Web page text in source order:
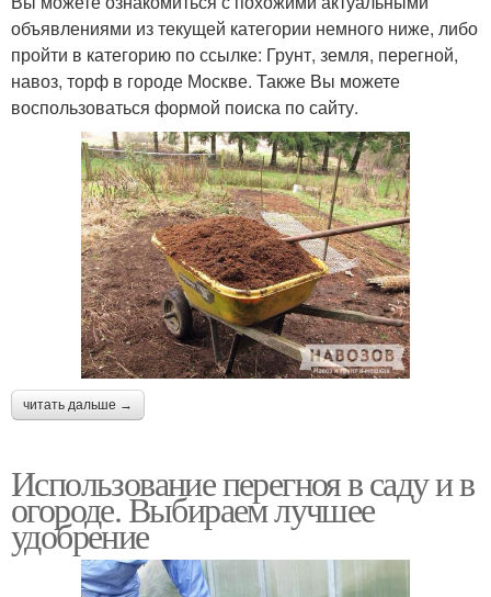
объявлениями из текущей категории немного ниже, либо
пройти в категорию по ссылке: Грунт, земля, перегной,
навоз, торф в городе Москве. Также Вы можете
воспользоваться формой поиска по сайту.
читать дальше →
Использование перегноя в саду и в
огороде. Выбираем лучшее
удобрение